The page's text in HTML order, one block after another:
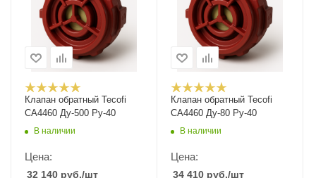
Клапан обратный Tecofi
CA4460 Ду-500 Ру-40
В наличии
Цена:
32 140 руб./шт
Клапан обратный Tecofi
CA4460 Ду-80 Ру-40
В наличии
Цена:
34 410 руб./шт